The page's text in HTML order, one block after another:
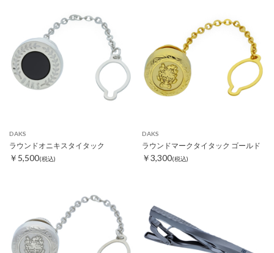
DAKS
ラウンドオニキスタイタック
￥5,500(税込)
DAKS
ラウンドマークタイタック ゴールド
￥3,300(税込)